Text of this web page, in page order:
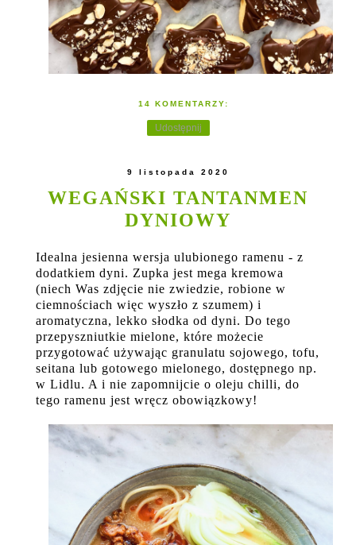
14 KOMENTARZY:
Udostępnij
9 listopada 2020
WEGAŃSKI TANTANMEN
DYNIOWY
Idealna jesienna wersja ulubionego ramenu - z
dodatkiem dyni. Zupka jest mega kremowa
(niech Was zdjęcie nie zwiedzie, robione w
ciemnościach więc wyszło z szumem) i
aromatyczna, lekko słodka od dyni. Do tego
przepyszniutkie mielone, które możecie
przygotować używając granulatu sojowego, tofu,
seitana lub gotowego mielonego, dostępnego np.
w Lidlu. A i nie zapomnijcie o oleju chilli, do
tego ramenu jest wręcz obowiązkowy!